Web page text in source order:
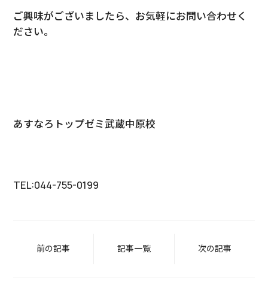
ご興味がございましたら、お気軽にお問い合わせく
ださい。
あすなろトップゼミ武蔵中原校
TEL:044-755-0199
前の記事 記事一覧 次の記事